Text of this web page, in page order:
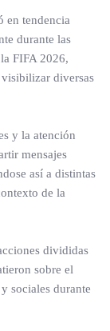
en tendencia
durante las
FIFA 2026,
diversas
y la atención
mensajes
así a distintas
de la
divididas
sobre el
sociales durante